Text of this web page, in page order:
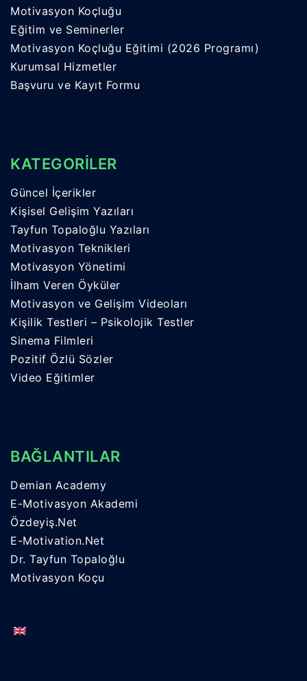
Motivasyon Koçluğu
Eğitim ve Seminerler
Motivasyon Koçluğu Eğitimi (2026 Programı)
Kurumsal Hizmetler
Başvuru ve Kayıt Formu
KATEGORİLER
Güncel İçerikler
Kişisel Gelişim Yazıları
Tayfun Topaloğlu Yazıları
Motivasyon Teknikleri
Motivasyon Yönetimi
İlham Veren Öyküler
Motivasyon ve Gelişim Videoları
Kişilik Testleri – Psikolojik Testler
Sinema Filmleri
Pozitif Özlü Sözler
Video Eğitimler
BAĞLANTILAR
Demian Academy
E-Motivasyon Akademi
Özdeyiş.Net
E-Motivation.Net
Dr. Tayfun Topaloğlu
Motivasyon Koçu